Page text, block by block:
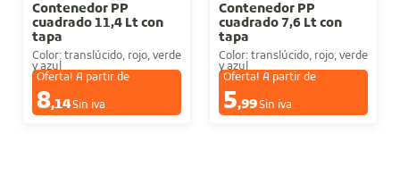
Contenedor PP
cuadrado 11,4 Lt con
tapa
Color: translúcido, rojo, verde
y azul
Oferta! A partir de
8,14Sin iva
Contenedor PP
cuadrado 7,6 Lt con
tapa
Color: translúcido, rojo, verde
y azul
Oferta! A partir de
5,99Sin iva